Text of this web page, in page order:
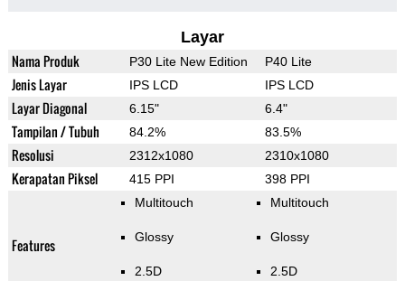
Layar
Nama Produk P30 Lite New Edition P40 Lite
Jenis Layar IPS LCD IPS LCD
Layar Diagonal 6.15" 6.4"
Tampilan / Tubuh 84.2% 83.5%
Resolusi 2312x1080 2310x1080
Kerapatan Piksel 415 PPI 398 PPI
Features
Multitouch
Glossy
2.5D
Multitouch
Glossy
2.5D